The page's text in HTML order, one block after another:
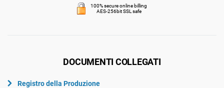
100% secure online billing
AES-256bit SSL safe
DOCUMENTI COLLEGATI
Registro della Produzione